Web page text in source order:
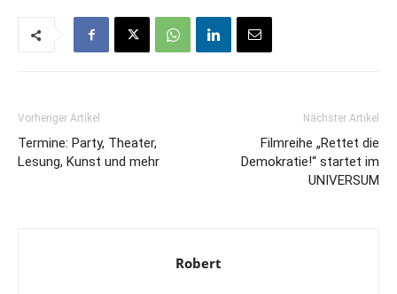
Vorheriger Artikel
Termine: Party, Theater,
Lesung, Kunst und mehr
Nächster Artikel
Filmreihe „Rettet die
Demokratie!“ startet im
UNIVERSUM
Robert